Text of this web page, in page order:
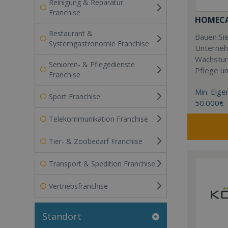
Reinigung & Reparatur
Franchise
Restaurant &
Systemgastronomie Franchise
Senioren- & Pflegedienste
Franchise
Sport Franchise
Telekommunikation Franchise
Tier- & Zoobedarf Franchise
Transport & Spedition Franchise
Vertriebsfranchise
Standort
Bauen
Pflege
Min.
50.000€